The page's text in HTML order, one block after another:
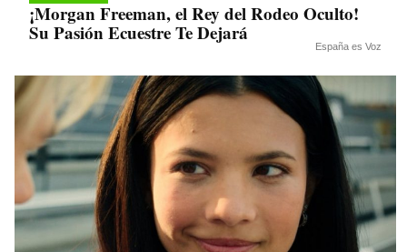
¡Morgan Freeman, el Rey del Rodeo Oculto!
Su Pasión Ecuestre Te Dejará
España es Voz